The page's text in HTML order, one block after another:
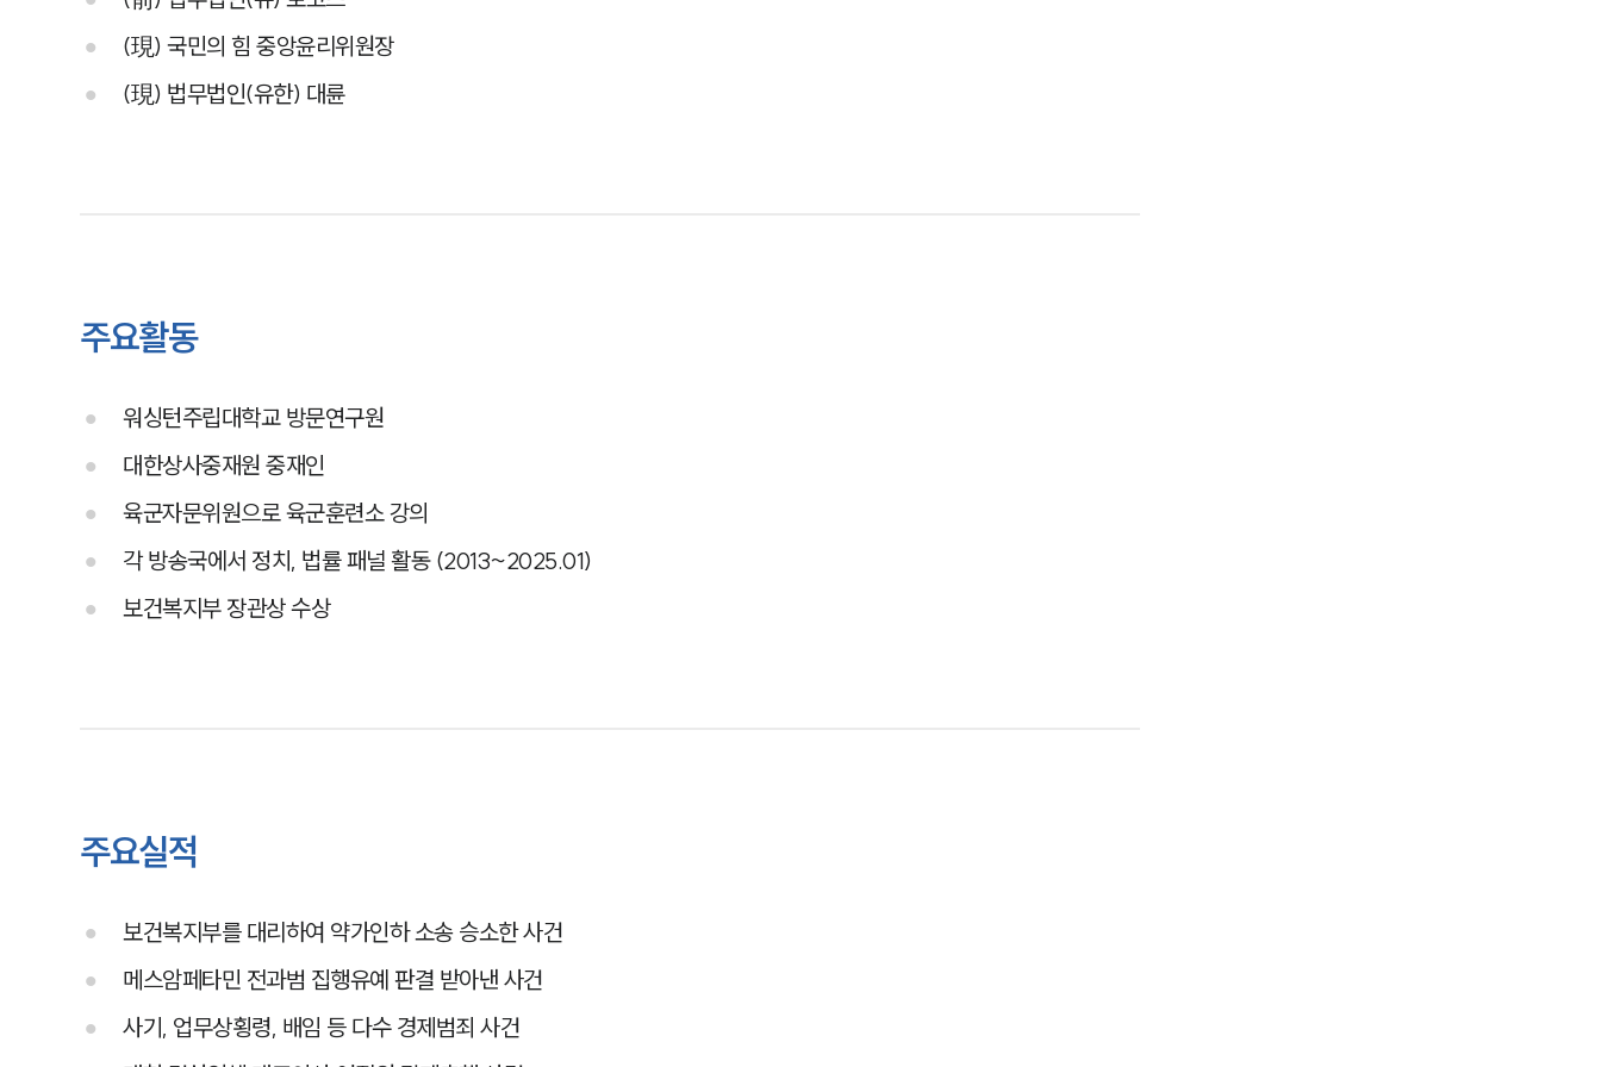
(現) 국민의 힘 중앙윤리위원장
(現) 법무법인(유한) 대륜
주요활동
워싱턴주립대학교 방문연구원
대한상사중재원 중재인
육군자문위원으로 육군훈련소 강의
각 방송국에서 정치, 법률 패널 활동 (2013~2025.01)
보건복지부 장관상 수상
주요실적
보건복지부를 대리하여 약가인하 소송 승소한 사건
메스암페타민 전과범 집행유예 판결 받아낸 사건
사기, 업무상횡령, 배임 등 다수 경제범죄 사건